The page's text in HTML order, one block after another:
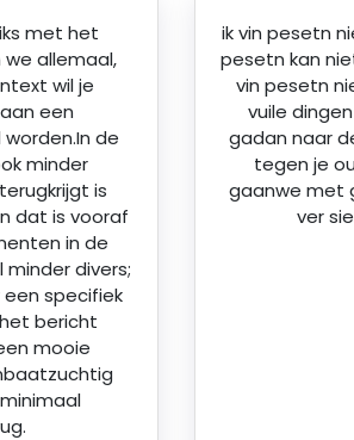
met het
allemaal,
wil je
een
de
minder
is
dat is vooraf
in de
minder divers;
specifiek
bericht
mooie
ik vin pesetn
pesetn kan
vin pesetn
vuile
gadan naar
tegen je
gaanwe met
ver